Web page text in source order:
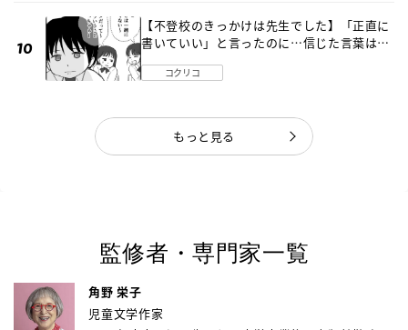
【不登校のきっかけは先生でした】「正直に
書いていい」と言ったのに…信じた言葉は噓
コクリコ
もっと見る
監修者・専門家一覧
角野 栄子
児童文学作家